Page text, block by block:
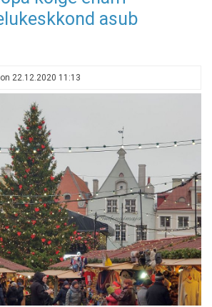
asub
on 22.12.2020 11:13